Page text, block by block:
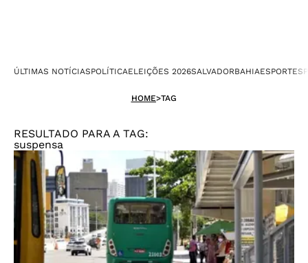
ÚLTIMAS NOTÍCIASPOLÍTICAELEIÇÕES 2026SALVADORBAHIAESPORTES
HOME>TAG
RESULTADO PARA A TAG:
suspensa